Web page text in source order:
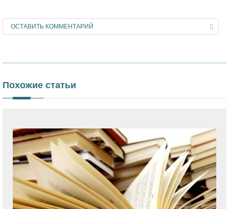
ОСТАВИТЬ КОММЕНТАРИЙ
Похожие статьи